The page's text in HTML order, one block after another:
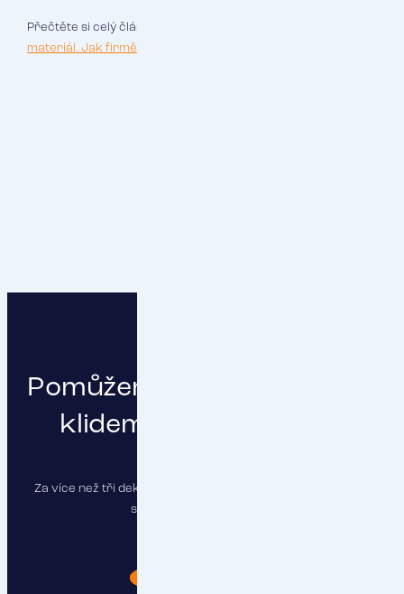
Přečtěte si celý článek „
materiál. Jak firmě zajistit cash flow i v nejtěžší chvíli"
Pomůžeme vám podnikat s
klidem a čistou hlavou
Za více než tři dekády jsme pojistili stovky firem a najdeme
správné řešení i pro vás.